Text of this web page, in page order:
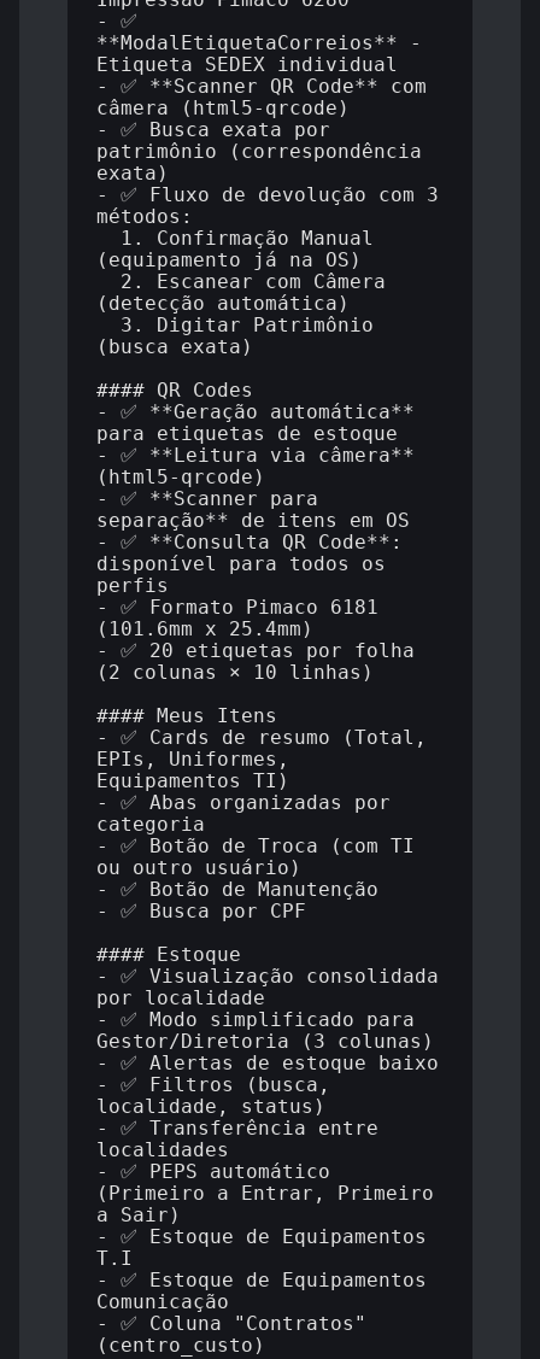
- ✅
**ModalEtiquetaCorreios** -
Etiqueta SEDEX individual
- ✅ **Scanner QR Code** com
câmera (html5-qrcode)
- ✅ Busca exata por
patrimônio (correspondência
exata)
- ✅ Fluxo de devolução com 3
métodos:
(equipamento já na OS)
(detecção automática)
(busca exata)
#### QR Codes
- ✅ **Geração automática**
para etiquetas de estoque
- ✅ **Leitura via câmera**
(html5-qrcode)
- ✅ **Scanner para
separação** de itens em OS
- ✅ **Consulta QR Code**:
disponível para todos os
perfis
- ✅ Formato Pimaco 6181
(101.6mm x 25.4mm)
- ✅ 20 etiquetas por folha
(2 colunas × 10 linhas)
#### Meus Itens
- ✅ Cards de resumo (Total,
EPIs, Uniformes,
Equipamentos TI)
- ✅ Abas organizadas por
categoria
- ✅ Botão de Troca (com TI
ou outro usuário)
- ✅ Botão de Manutenção
- ✅ Busca por CPF
#### Estoque
- ✅ Visualização consolidada
por localidade
- ✅ Modo simplificado para
Gestor/Diretoria (3 colunas)
- ✅ Alertas de estoque baixo
- ✅ Filtros (busca,
localidade, status)
- ✅ Transferência entre
localidades
- ✅ PEPS automático
(Primeiro a Entrar, Primeiro
a Sair)
- ✅ Estoque de Equipamentos
T.I
- ✅ Estoque de Equipamentos
Comunicação
- ✅ Coluna "Contratos"
(centro_custo)